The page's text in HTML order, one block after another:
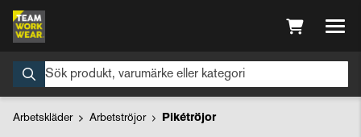
Arbetskläder Arbetströjor Pikétröjor